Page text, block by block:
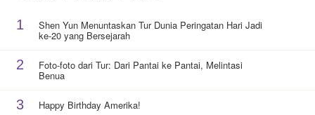
1 Shen Yun Menuntaskan Tur Dunia Peringatan Hari Jadi
ke-20 yang Bersejarah
2 Foto-foto dari Tur: Dari Pantai ke Pantai, Melintasi
Benua
3 Happy Birthday Amerika!